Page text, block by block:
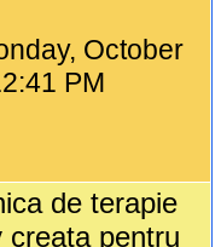
October
PM
de terapie
creata pentru